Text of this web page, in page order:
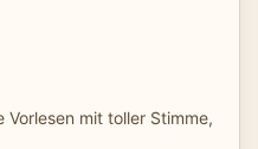
mit toller Stimme,